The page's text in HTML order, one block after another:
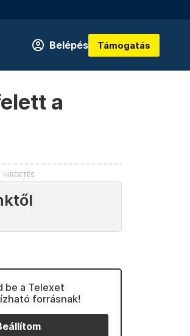
Belépés Támogatás
a
be a Telexet
forrásnak!